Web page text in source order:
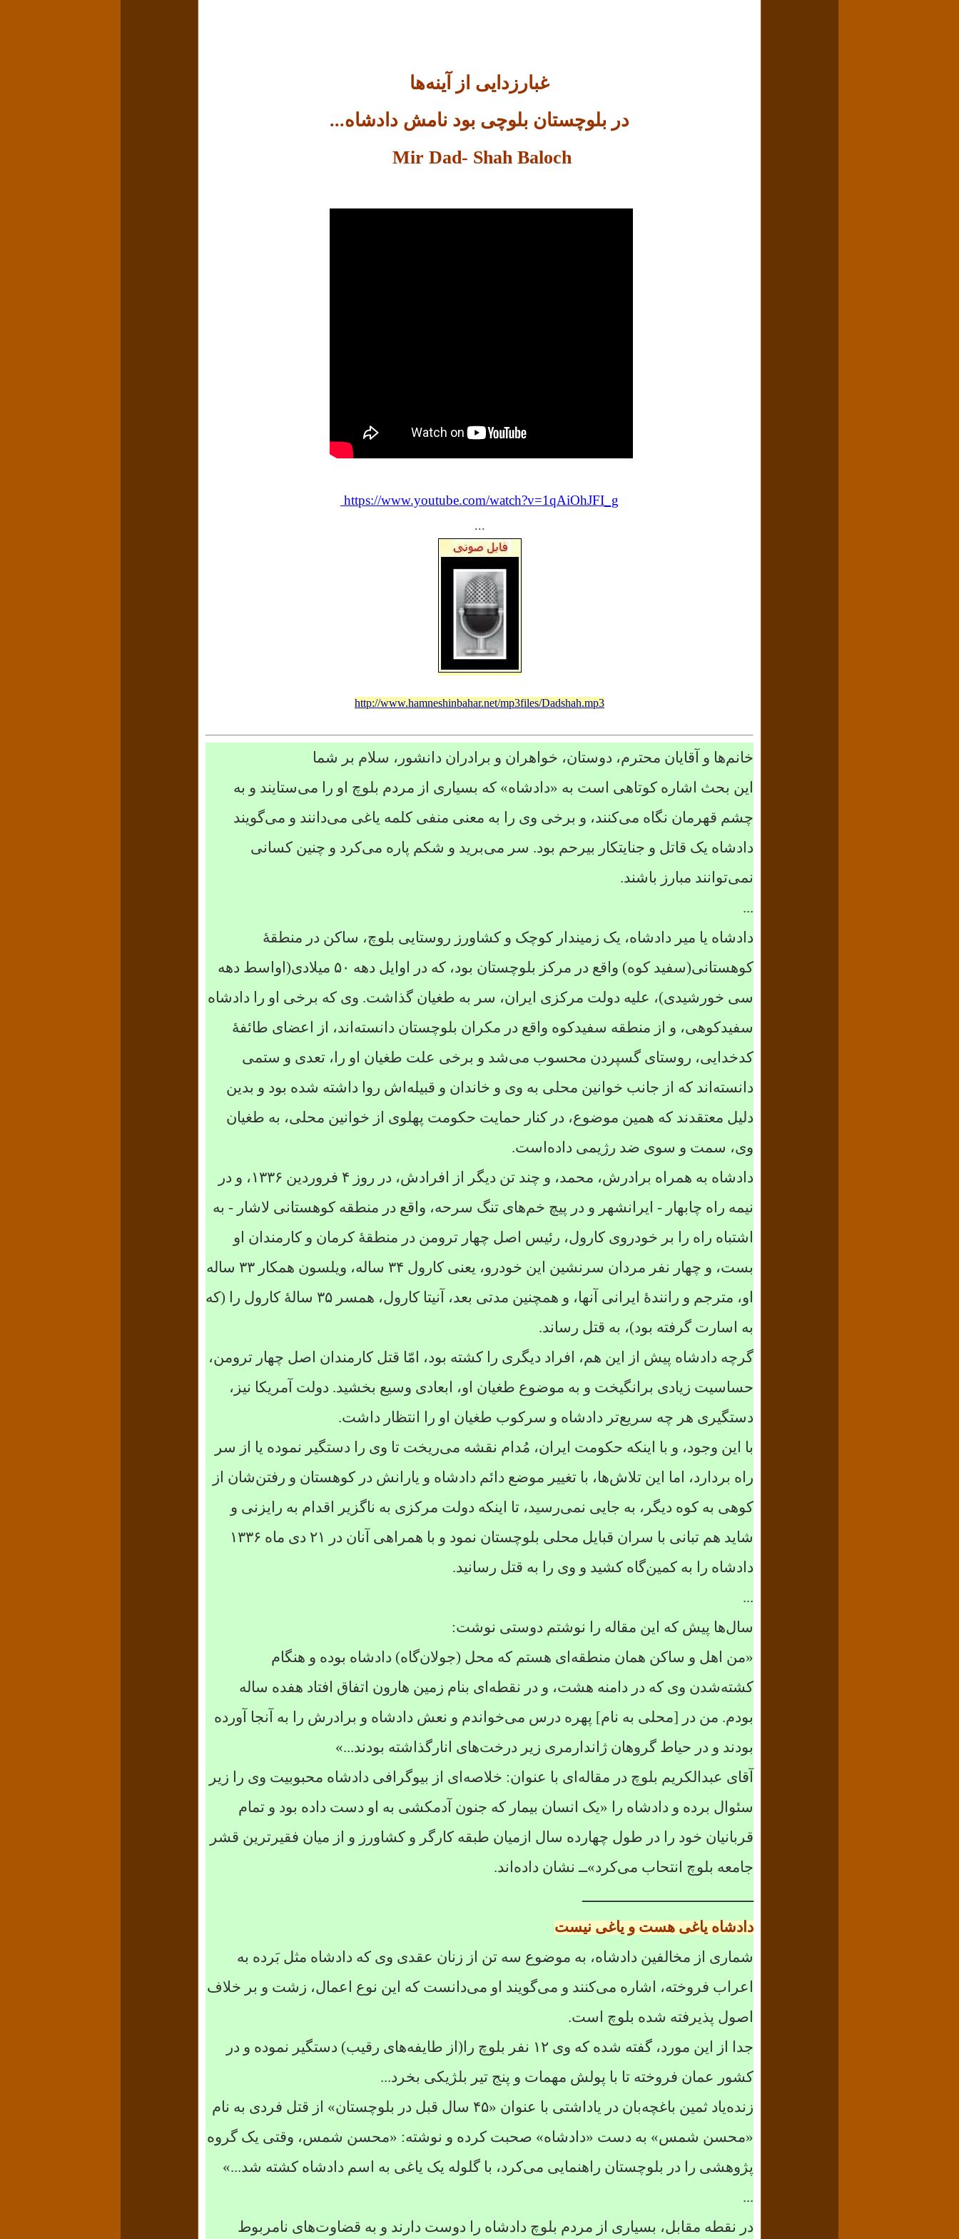
غبارزدایی از آینه‌ها
در بلوچستان بلوچی بود نامش دادشاه...
Mir Dad- Shah Baloch
https://www.youtube.com/watch?v=1qAiOhJFI_g
...
http://www.hamneshinbahar.net/mp3files/Dadshah.mp3
خانم‌ها و آقایان محترم، دوستان، خواهران و برادران دانشور، سلام بر شما
این بحث اشاره کوتاهی است به «دادشاه» که بسیاری از مردم بلوچ او را می‌ستایند و به
چشم قهرمان نگاه می‌کنند، و برخی وی را به معنی منفی کلمه یاغی می‌دانند و می‌گویند
دادشاه یک قاتل و جنایتکار بیرحم بود. سر می‌برید و شکم پاره می‌کرد و چنین کسانی
نمی‌توانند مبارز باشند.
...
دادشاه یا میر دادشاه، یک زمیندار کوچک و کشاورز روستایی بلوچ، ساکن در منطقهٔ
کوهستانی(سفید کوه) واقع در مرکز بلوچستان بود، که در اوایل دهه ۵۰ میلادی(اواسط دهه
سی خورشیدی)، علیه دولت مرکزی ایران، سر به طغیان گذاشت. وی که برخی او را دادشاه
سفیدکوهی، و از منطقه سفیدکوه واقع در مکران بلوچستان دانسته‌اند، از اعضای طائفهٔ
کدخدایی، روستای گسپردن محسوب می‌شد و برخی علت طغیان او را، تعدی و ستمی
دانسته‌اند که از جانب خوانین محلی به وی و خاندان و قبیله‌اش روا داشته شده بود و بدین
دلیل معتقدند که همین موضوع، در کنار حمایت حکومت پهلوی از خوانین محلی، به طغیان
وی، سمت و سوی ضد رژیمی داده‌است.
دادشاه به همراه برادرش، محمد، و چند تن دیگر از افرادش، در روز ۴ فروردین ۱۳۳۶ ، و در
نیمه راه چابهار - ایرانشهر و در پیچ خم‌های تنگ سرحه، واقع در منطقه کوهستانی لاشار - به
اشتباه راه را بر خودروی کارول، رئیس اصل چهار ترومن در منطقهٔ کرمان و کارمندان او
بست، و چهار نفر مردان سرنشین این خودرو، یعنی کارول ۳۴ ساله، ویلسون همکار ۳۳ ساله
او، مترجم و رانندهٔ ایرانی آنها، و همچنین مدتی بعد، آنیتا کارول، همسر ۳۵ سالهٔ کارول را (که
به اسارت گرفته بود)، به قتل رساند.
گرچه دادشاه پیش از این هم، افراد دیگری را کشته بود، امّا قتل کارمندان اصل چهار ترومن،
حساسیت زیادی برانگیخت و به موضوع طغیان او، ابعادی وسیع بخشید. دولت آمریکا نیز،
دستگیری هر چه سریع‌تر دادشاه و سرکوب طغیان او را انتظار داشت.
با این وجود، و با اینکه حکومت ایران، مُدام نقشه می‌ریخت تا وی را دستگیر نموده یا از سر
راه بردارد، اما این تلاش‌ها، با تغییر موضع دائم دادشاه و یارانش در کوهستان و رفتن‌شان از
کوهی به کوه دیگر، به جایی نمی‌رسید، تا اینکه دولت مرکزی به ناگزیر اقدام به رایزنی و
شاید هم تبانی با سران قبایل محلی بلوچستان نمود و با همراهی آنان در ۲۱ دی ماه ۱۳۳۶
دادشاه را به کمین‌گاه کشید و وی را به قتل رسانید.
...
سال‌ها پیش که این مقاله را نوشتم دوستی نوشت:
«من اهل و ساکن همان منطقه‌ای هستم که محل (جولان‌گاه) دادشاه بوده و هنگام
کشته‌شدن وی که در دامنه هشت، و در نقطه‌ای بنام زمین هارون اتفاق افتاد هفده ساله
بودم. من در [محلی به نام] پهره درس می‌خواندم و نعش دادشاه و برادرش را به آنجا آورده
بودند و در حیاط گروهان ژاندارمری زیر درخت‌های انارگذاشته بودند...»
آقای عبدالکریم بلوچ در مقاله‌ای با عنوان: خلاصه‌ای از بیوگرافی دادشاه محبوبیت وی را زیر
سئوال برده و دادشاه را «یک انسان بیمار که جنون آدمکشی به او دست داده بود و تمام
قربانیان خود را در طول چهارده سال ازمیان طبقه کارگر و کشاورز و از میان فقیرترین قشر
جامعه بلوچ انتحاب می‌کرد»ــ نشان داده‌اند.
ــــــــــــــــــــــــــــــــــــــــ
دادشاه یاغی هست و یاغی نیست
شماری از مخالفین دادشاه، به موضوع سه تن از زنان عقدى وی که دادشاه مثل بَرده به
اعراب فروخته، اشاره می‌کنند و می‌گویند او می‌دانست که این نوع اعمال، زشت و بر خلاف
اصول پذیرفته شده بلوچ است.
جدا از این مورد، گفته شده که وی ۱۲ نفر بلوچ را(از طایفه‌های رقیب) دستگیر نموده و در
کشور عمان فروخته تا با پولش مهمات و پنج تیر بلژیکی بخرد...
زنده‌یاد ثمین باغچه‌بان در یاداشتی با عنوان «۴۵ سال قبل در بلوچستان» از قتل فردی به نام
«محسن شمس» به دست «دادشاه» صحبت کرده و نوشته: «محسن شمس، وقتی یک گروه
پژوهشی را در بلوچستان راهنمایی می‌کرد، با گلوله یک یاغی به اسم دادشاه کشته شد...»
...
در نقطه مقابل، بسیاری از مردم بلوچ دادشاه را دوست دارند و به قضاوت‌های نامربوط